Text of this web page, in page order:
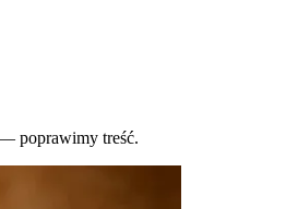
poprawimy treść.